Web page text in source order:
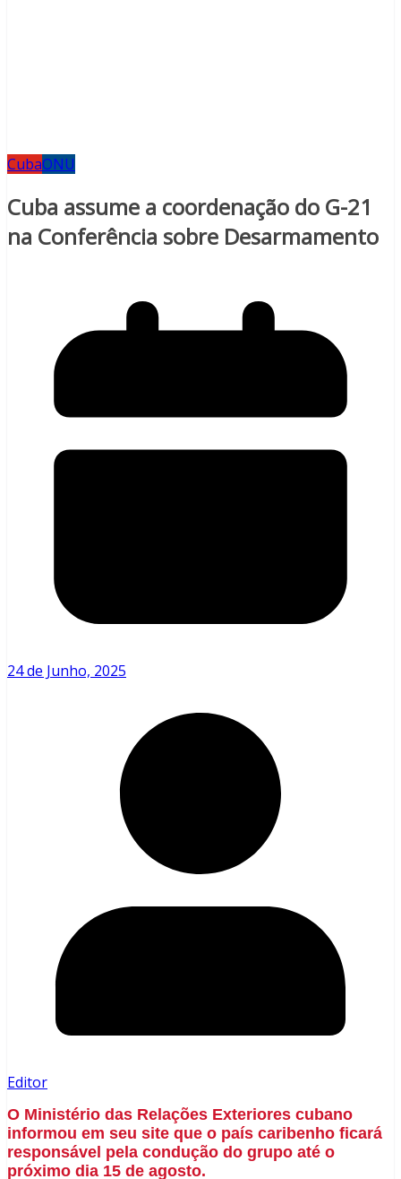
CubaONU
Cuba assume a coordenação do G-21
na Conferência sobre Desarmamento
24 de Junho, 2025
Editor
O Ministério das Relações Exteriores cubano
informou em seu site que o país caribenho ficará
responsável pela condução do grupo até o
próximo dia 15 de agosto.